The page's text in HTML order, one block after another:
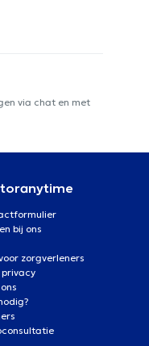
via chat en met
bij ons
zorgverleners